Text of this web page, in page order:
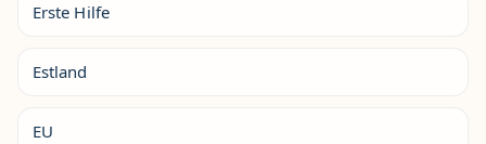
Erste Hilfe
Estland
EU